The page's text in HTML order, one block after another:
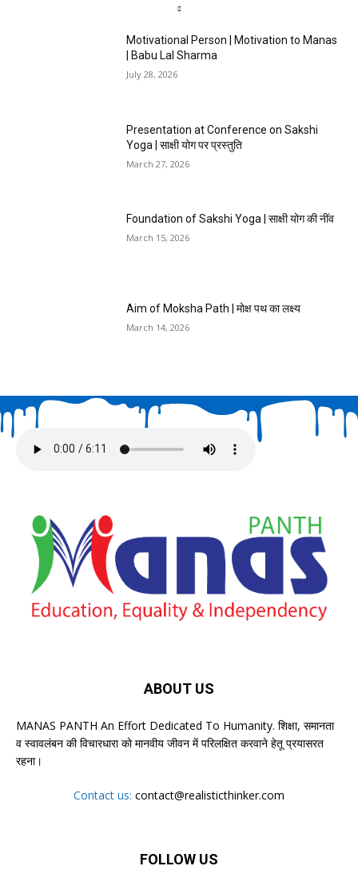
Motivational Person | Motivation to Manas
| Babu Lal Sharma
July 28, 2026
Presentation at Conference on Sakshi
Yoga | साक्षी योग पर प्रस्तुति
March 27, 2026
Foundation of Sakshi Yoga | साक्षी योग की नींव
March 15, 2026
Aim of Moksha Path | मोक्ष पथ का लक्ष्य
March 14, 2026
ABOUT US
MANAS PANTH An Effort Dedicated To Humanity. शिक्षा, समानता
व स्वावलंबन की विचारधारा को मानवीय जीवन में परिलक्षित करवाने हेतू प्रयासरत
रहना।
Contact us: contact@realisticthinker.com
FOLLOW US